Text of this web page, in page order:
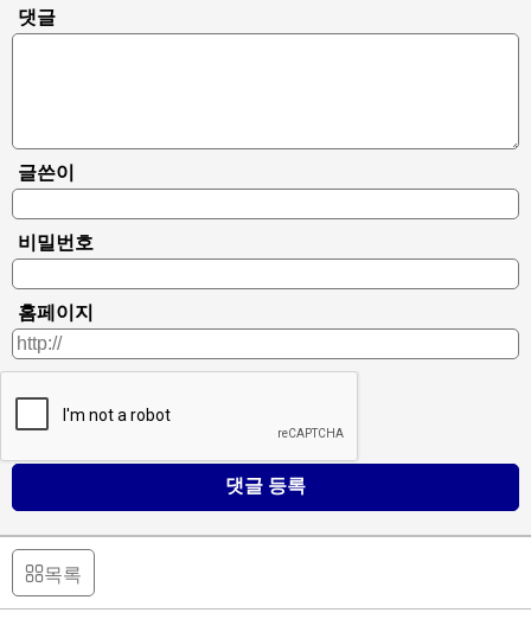
댓글
글쓴이
비밀번호
홈페이지
댓글 등록
목록